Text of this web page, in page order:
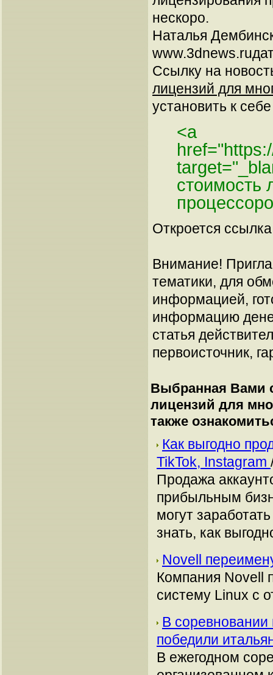
нескоро.
Наталья
Ссылку на
лицензий для
установить к
<a
стоимость
Откроется
Внимание!
тематики, для
информацией,
информацию
статья
первоисточник,
Выбранная Вами
лицензий для
также
Как выгодно
TikTok, Instagram
Продажа
прибыльным
могут
знать, как
Novell
Компания Novell
систему Linux с
В соревновании
победили
В ежегодном